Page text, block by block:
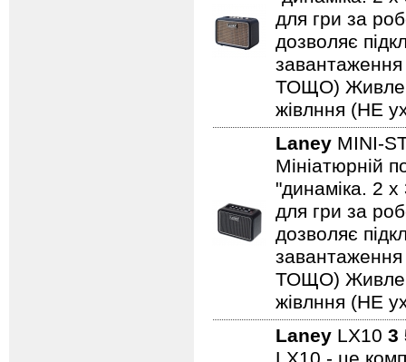
для гри за
дозволяє
завантаження
ТОЩО)
жівлння (НЕ
Laney MINI-
Мініатюрній
"динаміка. 2
для гри за
дозволяє
завантаження
ТОЩО)
жівлння (НЕ
Laney LX10 3